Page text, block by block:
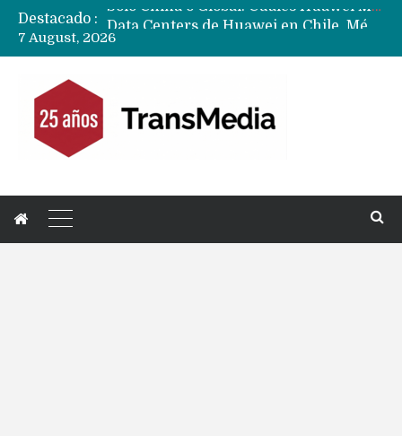
Destacado :
7 August, 2026